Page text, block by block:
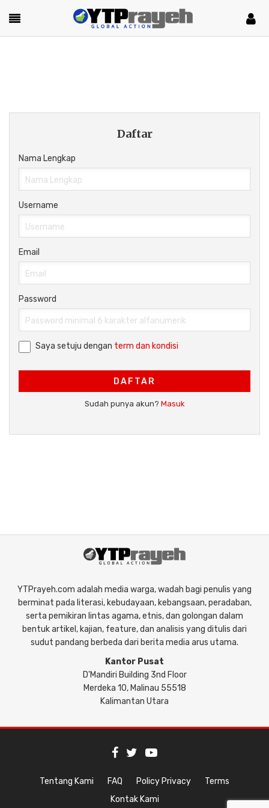
Daftar
Nama Lengkap
Username
Email
Password
Saya setuju dengan term dan kondisi
DAFTAR
Sudah punya akun? Masuk
YTPrayeh.com adalah media warga, wadah bagi penulis yang
berminat pada literasi, kebudayaan, kebangsaan, peradaban,
serta pemikiran lintas agama, etnis, dan golongan dalam
bentuk artikel, kajian, feature, dan analisis yang ditulis dari
sudut pandang berbeda dari berita media arus utama.
Kantor Pusat
D'Mandiri Building 3nd Floor
Merdeka 10, Malinau 55518
Kalimantan Utara
Tentang Kami FAQ Policy Privacy
Terms
Kontak Kami